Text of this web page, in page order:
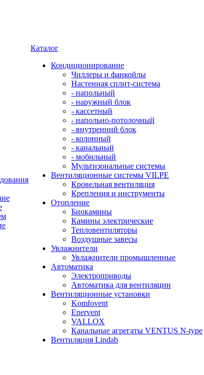
Каталог
Кондиционирование
Чиллеры и фанкойлы
Настенная сплит-система
- напольный
- наружный блок
- кассетный
- напольно-потолочный
- внутренний блок
- колонный
- канальный
- мобильный
Мультизональные системы
Вентиляционные системы VILPE
Кровельная вентиляция
Крепления и инструменты
Отопление
Биокамины
Камины электрические
Тепловентиляторы
Воздушные завесы
Увлажнители
Увлажнители промышленные
Автоматика
Электроприводы
Автоматика для вентиляции
Вентиляционные установки
Komfovent
Enervent
VALLOX
Канальные агрегаты VENTUS N-type
Вентиляция Lindab